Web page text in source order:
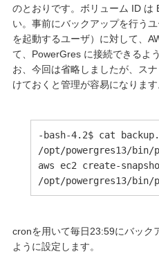
のとおりです。ボリューム ID は
い。事前にバックアップを行う
を起動するユーザ）に対して、
て、PowerGres に接続できるよ
お、今回は省略しましたが、ス
けておくと管理が容易になります
-bash-4.2$ cat
/opt/powergres13/bin/
aws ec2 create-
cronを用いて毎日23:59にバック
ように設定します。